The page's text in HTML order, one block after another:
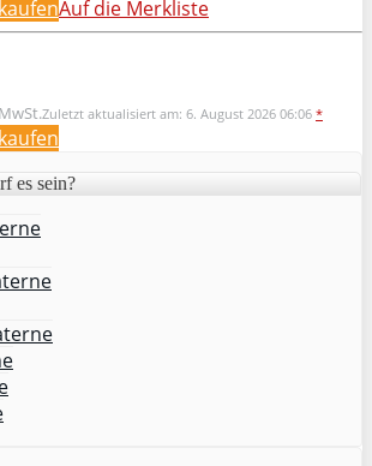
Auf die Merkliste
Zuletzt aktualisiert am: 6. August 2026 06:06 *
es sein?